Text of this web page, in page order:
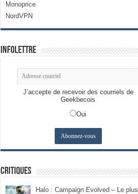
Monoprice
NordVPN
Infolettre
J’accepte de recevoir des courriels de
Geekbecois
Oui
Critiques
Halo : Campaign Evolved – Le plus